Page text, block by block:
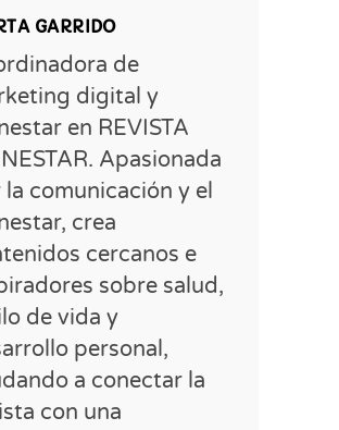
GARRIDO
de
digital y
en REVISTA
Apasionada
la comunicación y el
crea
cercanos e
sobre salud,
de vida y
personal,
a conectar la
con una